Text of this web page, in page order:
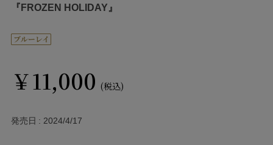
『FROZEN HOLIDAY』
￥11,000 (税込)
発売日 2024/4/17